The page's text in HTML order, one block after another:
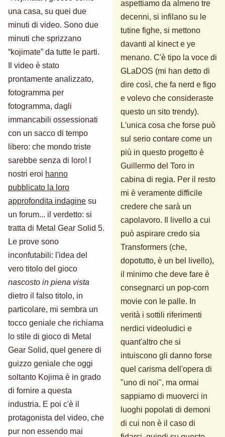
una casa, su quei due
minuti di video. Sono due
minuti che sprizzano
“kojimate” da tutte le parti.
Il video è stato
prontamente analizzato,
fotogramma per
fotogramma, dagli
immancabili ossessionati
con un sacco di tempo
libero: che mondo triste
sarebbe senza di loro! I
nostri eroi hanno
pubblicato la loro
approfondita indagine su
un forum... il verdetto: si
tratta di Metal Gear Solid 5.
Le prove sono
inconfutabili: l'idea del
vero titolo del gioco
nascosto in piena vista
dietro il falso titolo, in
particolare, mi sembra un
tocco geniale che richiama
lo stile di gioco di Metal
Gear Solid, quel genere di
guizzo geniale che oggi
soltanto Kojima è in grado
di fornire a questa
industria. E poi c'è il
protagonista del video, che
pur non essendo mai
aspettiamo da almeno tre
decenni, si infilano su le
tutine fighe, si mettono
davanti al kinect e ye
menano. C'è tipo la voce di
GLaDOS (mi han detto di
dire così, che fa nerd e figo
e volevo che consideraste
questo un sito trendy).
L'unica cosa che forse può
sul serio contare come un
più in questo progetto è
Guillermo del Toro in
cabina di regia. Per il resto
mi è veramente difficile
credere che sarà un
capolavoro. Il livello a cui
può aspirare credo sia
Transformers (che,
dopotutto, è un bel livello),
il minimo che deve fare è
consegnarci un pop-corn
movie con le palle. In
verità i sottili riferimenti
nerdici videoludici e
quant'altro che si
intuiscono gli danno forse
quel carisma dell'opera di
"uno di noi", ma ormai
sappiamo di muoverci in
luoghi popolati di demoni
di cui non è il caso di